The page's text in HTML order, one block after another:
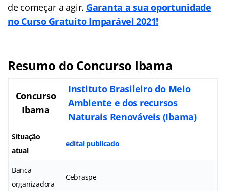
de começar a agir. Garanta a sua oportunidade
no Curso Gratuito Imparável 2021!
Resumo do Concurso Ibama
Concurso
Ibama
Instituto Brasileiro do Meio
Ambiente e dos recursos
Naturais Renováveis (Ibama)
Situação
atual
edital publicado
Banca
organizadora
Cebraspe